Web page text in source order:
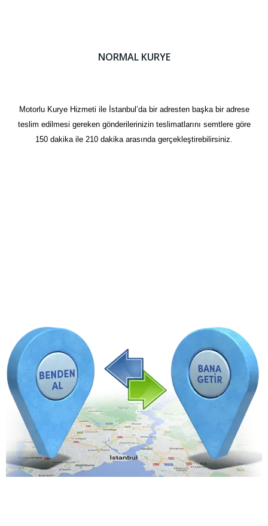
NORMAL KURYE
Motorlu Kurye Hizmeti ile İstanbul’da bir adresten başka bir adrese
teslim edilmesi gereken gönderilerinizin teslimatlarını semtlere göre
150 dakika ile 210 dakika arasında gerçekleştirebilirsiniz.